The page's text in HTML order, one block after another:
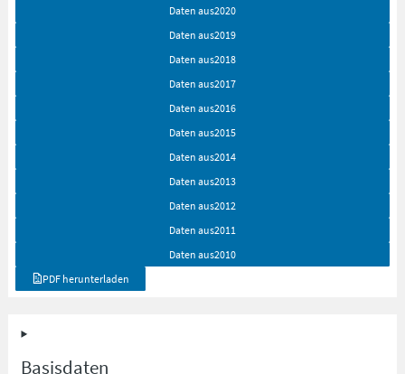
Daten aus2020
Daten aus2019
Daten aus2018
Daten aus2017
Daten aus2016
Daten aus2015
Daten aus2014
Daten aus2013
Daten aus2012
Daten aus2011
Daten aus2010
PDF herunterladen
Basisdaten